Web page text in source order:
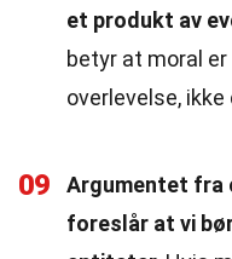
et produkt av
betyr at moral
overlevelse,
09
Argumentet fra
foreslår at vi